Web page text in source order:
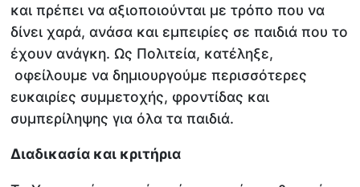
και πρέπει να αξιοποιούνται με τρόπο που να
δίνει χαρά, ανάσα και εμπειρίες σε παιδιά που το
έχουν ανάγκη. Ως Πολιτεία, κατέληξε,
οφείλουμε να δημιουργούμε περισσότερες
ευκαιρίες συμμετοχής, φροντίδας και
συμπερίληψης για όλα τα παιδιά.
Διαδικασία και κριτήρια